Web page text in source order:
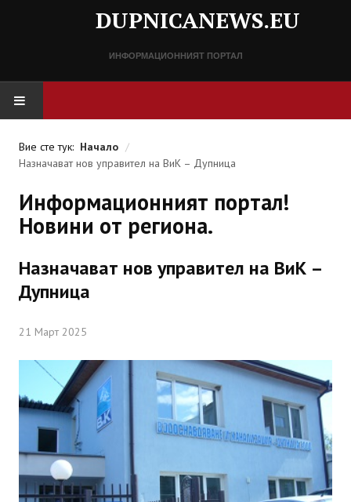
DUPNICANEWS.EU
ИНФОРМАЦИОННИЯТ ПОРТАЛ
СПРАВОЧНИК
Важни телефонни номера
ИНТЕРВЮ
ЗА РЕГИОНА
Бележити дупничани
История
Вие сте тук: Начало /
Назначават нов управител на ВиК – Дупница
Информационният портал!
Новини от региона.
Назначават нов управител на ВиК –
Дупница
21 Март 2025